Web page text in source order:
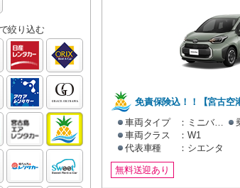
絞り込む
免責保険込！！【宮古空
プラン [ミニバン・ワゴ
車両タイプ ：ミニバン・ワゴン
車両クラス
：W1
代表車種
：シエンタ
無料送迎あり